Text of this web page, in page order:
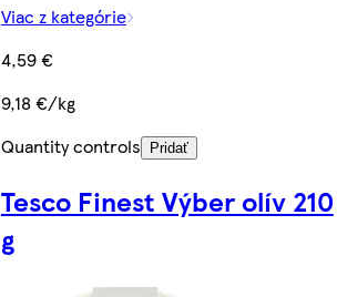
Viac z kategórie
4,59 €
9,18 €/kg
Quantity controls
Pridať
Tesco Finest Výber olív 210
g